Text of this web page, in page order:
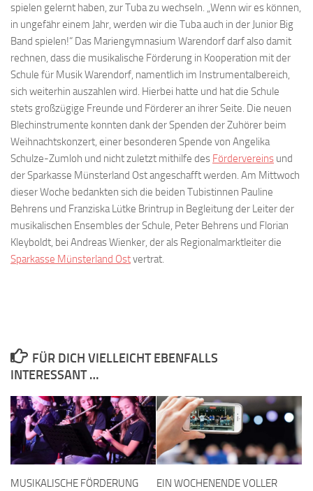
spielen gelernt haben, zur Tuba zu wechseln. „Wenn wir es können,
in ungefähr einem Jahr, werden wir die Tuba auch in der Junior Big
Band spielen!“ Das Mariengymnasium Warendorf darf also damit
rechnen, dass die musikalische Förderung in Kooperation mit der
Schule für Musik Warendorf, namentlich im Instrumentalbereich,
sich weiterhin auszahlen wird. Hierbei hatte und hat die Schule
stets großzügige Freunde und Förderer an ihrer Seite. Die neuen
Blechinstrumente konnten dank der Spenden der Zuhörer beim
Weihnachtskonzert, einer besonderen Spende von Angelika
Schulze-Zumloh und nicht zuletzt mithilfe des Fördervereins und
der Sparkasse Münsterland Ost angeschafft werden. Am Mittwoch
dieser Woche bedankten sich die beiden Tubistinnen Pauline
Behrens und Franziska Lütke Brintrup in Begleitung der Leiter der
musikalischen Ensembles der Schule, Peter Behrens und Florian
Kleyboldt, bei Andreas Wienker, der als Regionalmarktleiter die
Sparkasse Münsterland Ostvertrat.
FÜR DICH VIELLEICHT EBENFALLS
INTERESSANT …
MUSIKALISCHE FÖRDERUNG
EIN WOCHENENDE VOLLER